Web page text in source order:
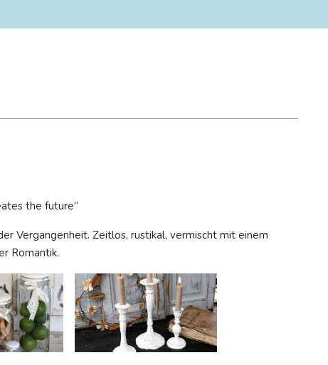
the future“
Vergangenheit. Zeitlos, rustikal, vermischt mit einem
Romantik.